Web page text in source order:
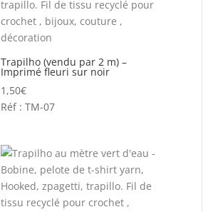
Trapilho (vendu par 2 m) –
Imprimé fleuri sur noir
1,50€
Réf : TM-07